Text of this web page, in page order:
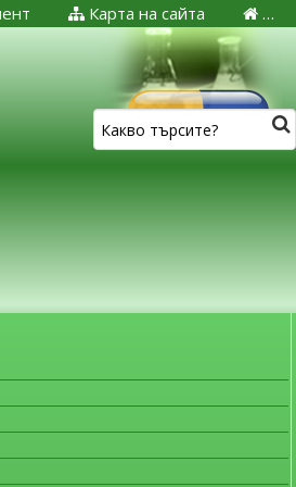
…
Карта на сайта